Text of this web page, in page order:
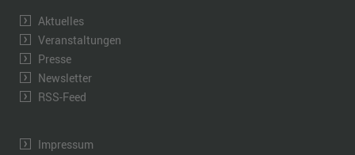
Aktuelles
Veranstaltungen
Presse
Newsletter
RSS-Feed
Impressum